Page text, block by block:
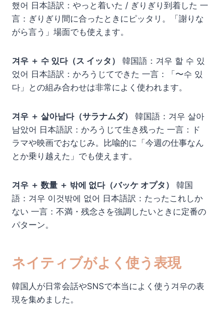
했어 日本語訳：やっと着いた / ぎりぎり到着した 一
言：ぎりぎり間に合ったときにピッタリ。「謝りな
がら言う」場面でも使えます。
겨우 ＋ 수 있다（ス イッタ）
韓国語：겨우 할 수 있
었어 日本語訳：かろうじてできた 一言：「〜수 있
다」との組み合わせは非常によく使われます。
겨우 ＋ 살아남다（サラナムダ）
韓国語：겨우 살아
남았어 日本語訳：かろうじて生き残った 一言：ド
ラマや映画でおなじみ。比喩的に「今週の仕事なん
とか乗り越えた」でも使えます。
겨우 ＋ 数量 ＋ 밖에 없다（バッケ オプタ）
韓国
語：겨우 이것밖에 없어 日本語訳：たったこれしか
ない 一言：不満・残念さを強調したいときに定番の
パターン。
ネイティブがよく使う表現
韓国人が日常会話やSNSで本当によく使う겨우の表
現を集めました。